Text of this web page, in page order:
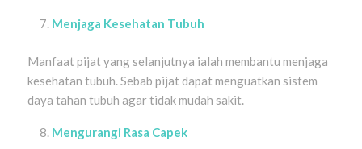
Menjaga Kesehatan Tubuh
Manfaat pijat yang selanjutnya ialah membantu menjaga
kesehatan tubuh. Sebab pijat dapat menguatkan sistem
daya tahan tubuh agar tidak mudah sakit.
Mengurangi Rasa Capek